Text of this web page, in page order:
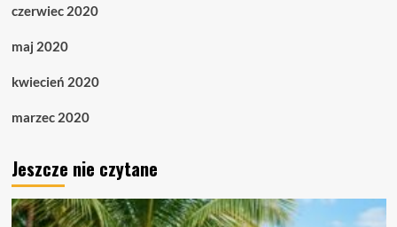
czerwiec 2020
maj 2020
kwiecień 2020
marzec 2020
Jeszcze nie czytane